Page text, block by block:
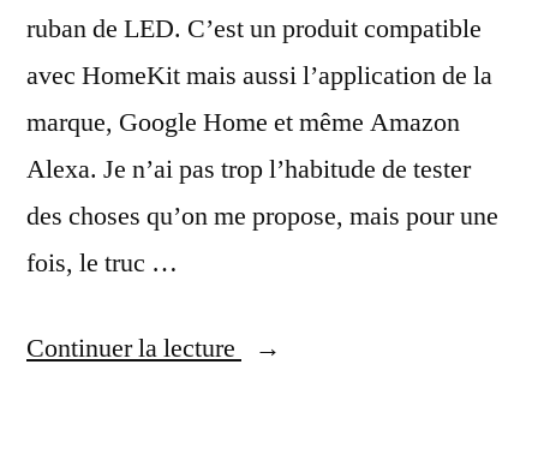
ruban de LED. C’est un produit compatible
avec HomeKit mais aussi l’application de la
marque, Google Home et même Amazon
Alexa. Je n’ai pas trop l’habitude de tester
des choses qu’on me propose, mais pour une
fois, le truc …
Continuer la lecture
« Test